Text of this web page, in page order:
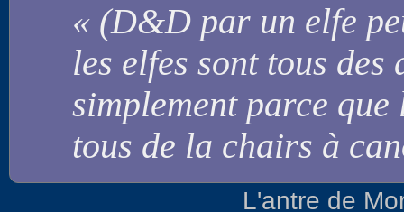
« (D&D par un elfe
les elfes sont tous des
simplement parce que
tous de la chairs à
L'antre de